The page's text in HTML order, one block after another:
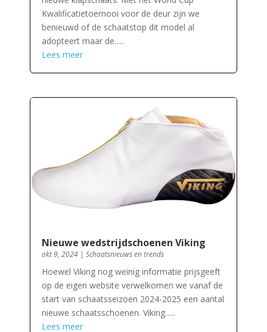
Kwalificatietoernooi voor de deur zijn we
benieuwd of de schaatstop dit model al
adopteert maar de…..
Lees meer
Nieuwe wedstrijdschoenen Viking
okt 9, 2024| Schaatsnieuws en trends
Hoewel Viking nog weinig informatie prijsgeeft
op de eigen website verwelkomen we vanaf de
start van schaatsseizoen 2024-2025 een aantal
nieuwe schaatsschoenen. Viking…..
Lees meer